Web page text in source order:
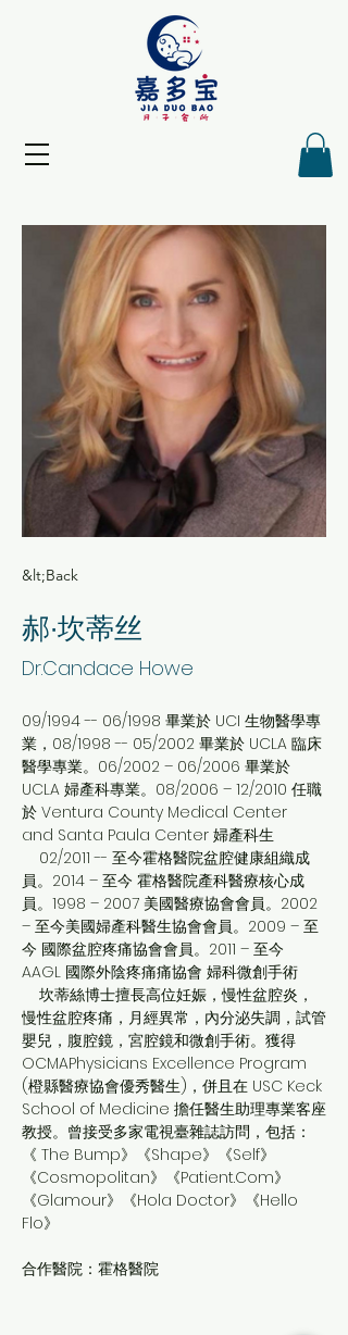
&lt;Back
郝∙坎蒂丝
Dr.Candace Howe
09/1994 -- 06/1998 畢業於 UCI 生物醫學專
業，08/1998 -- 05/2002 畢業於 UCLA 臨床
醫學專業。06/2002 – 06/2006 畢業於
UCLA 婦產科專業。08/2006 – 12/2010 任職
於 Ventura County Medical Center
and Santa Paula Center 婦產科生
員。2014 – 至今 霍格醫院產科醫療核心成
員。1998 – 2007 美國醫療協會會員。2002
– 至今美國婦產科醫生協會會員。2009 – 至
今 國際盆腔疼痛協會會員。2011 – 至今
AAGL 國際外陰疼痛痛協會 婦科微創手術
慢性盆腔疼痛，月經異常，內分泌失調，試管
嬰兒，腹腔鏡，宮腔鏡和微創手術。獲得
OCMAPhysicians Excellence Program
(橙縣醫療協會優秀醫生)，併且在 USC Keck
School of Medicine 擔任醫生助理專業客座
教授。曾接受多家電視臺雜誌訪問，包括：
《 The Bump》《Shape》《Self》
《Cosmopolitan》《Patient.Com》
《Glamour》《Hola Doctor》《Hello
Flo》
合作醫院：霍格醫院